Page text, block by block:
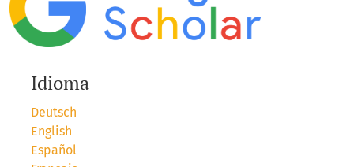
Idioma
Deutsch
English
Español